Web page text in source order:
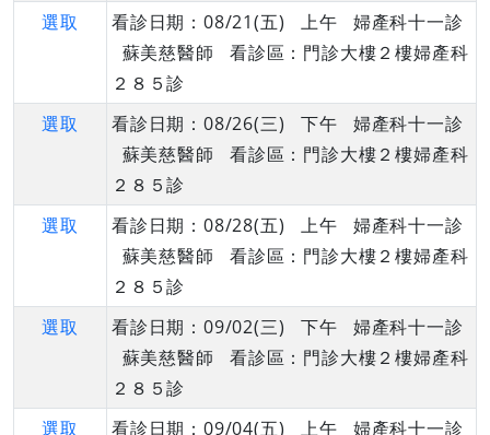
選取
看診日期：08/21(五) 上午 婦產科十一診
蘇美慈醫師 看診區：門診大樓２樓婦產科
２８５診
選取
看診日期：08/26(三) 下午 婦產科十一診
蘇美慈醫師 看診區：門診大樓２樓婦產科
２８５診
選取
看診日期：08/28(五) 上午 婦產科十一診
蘇美慈醫師 看診區：門診大樓２樓婦產科
２８５診
選取
看診日期：09/02(三) 下午 婦產科十一診
蘇美慈醫師 看診區：門診大樓２樓婦產科
２８５診
選取
看診日期：09/04(五) 上午 婦產科十一診